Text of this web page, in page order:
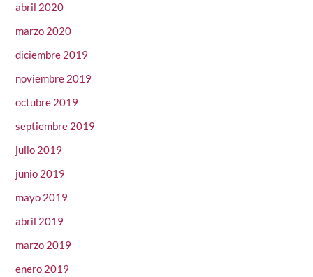
abril 2020
marzo 2020
diciembre 2019
noviembre 2019
octubre 2019
septiembre 2019
julio 2019
junio 2019
mayo 2019
abril 2019
marzo 2019
enero 2019